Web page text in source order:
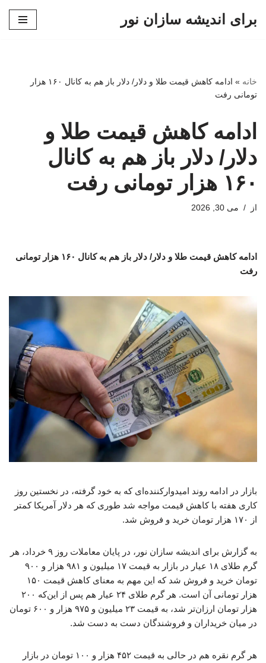
برای اندیشه سازان نور
خانه »
ادامه کاهش قیمت طلا و دلار/ دلار باز هم به کانال ۱۶۰ هزار
تومانی رفت
ادامه کاهش قیمت طلا و
دلار/ دلار باز هم به کانال
۱۶۰ هزار تومانی رفت
از می 30, 2026
ادامه کاهش قیمت طلا و دلار/ دلار باز هم به کانال ۱۶۰ هزار تومانی
رفت
بازار در ادامه روند امیدوارکننده‌ای که به خود گرفته، در نخستین روز
کاری هفته با کاهش قیمت مواجه شد طوری که هر دلار آمریکا کمتر
از ۱۷۰ هزار تومان خرید و فروش شد.
به گزارش برای اندیشه سازان نور، در پایان معاملات روز ۹ خرداد، هر
گرم طلای ۱۸ عیار در بازار به قیمت ۱۷ میلیون و ۹۸۱ هزار و ۹۰۰
تومان خرید و فروش شد که این مهم به معنای کاهش قیمت ۱۵۰
هزار تومانی آن است. هر گرم طلای ۲۴ عیار هم پس از این‌که ۲۰۰
هزار تومان ارزان‌تر شد، به قیمت ۲۳ میلیون و ۹۷۵ هزار و ۶۰۰ تومان
در میان خریداران و فروشندگان دست به دست شد.
هر گرم نقره هم در حالی به قیمت ۴۵۲ هزار و ۱۰۰ تومان در بازار